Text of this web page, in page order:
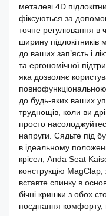
металеві 4D
фіксуються за
точне регулювання в
ширину
до ваших зап’ясть і
та ергономічної
яка дозволяє
до будь-яких ваших
труднощів, коли ви
просто
напруги. Сядьте під
в ідеальному
крісел, Anda Seat
конструкцію
вставте спинку в
бічні кришки з обох
поєднання комфорту,